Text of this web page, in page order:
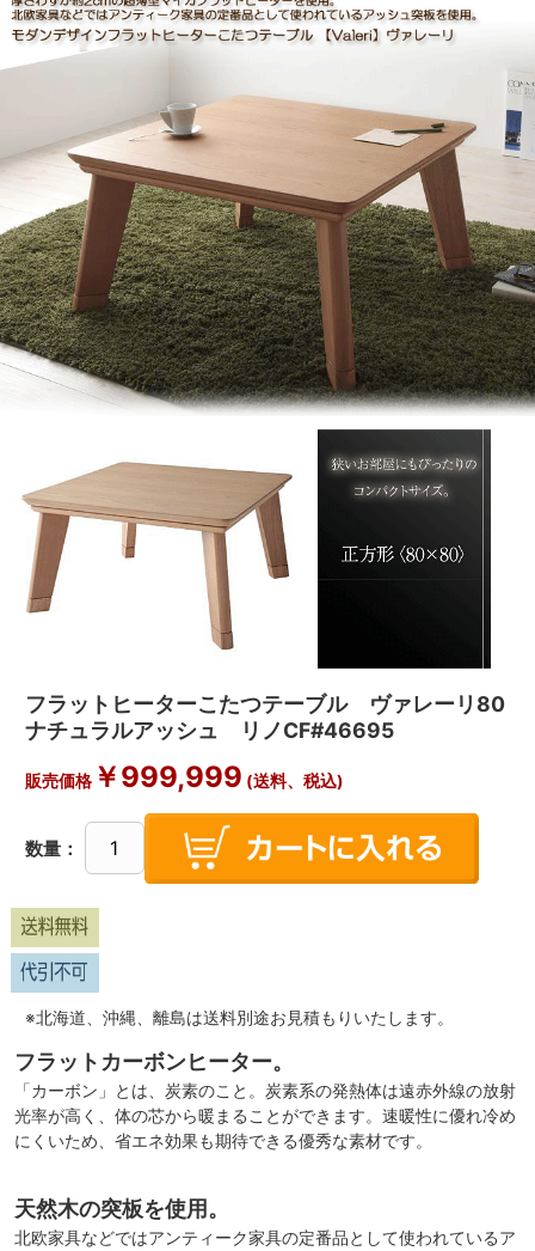
フラットヒーターこたつテーブル ヴァレーリ80
ナチュラルアッシュ リノCF#46695
販売価格￥999,999 (送料、税込)
数量：
※北海道、沖縄、離島は送料別途お見積もりいたします。
フラットカーボンヒーター。
「カーボン」とは、炭素のこと。炭素系の発熱体は遠赤外線の放射
光率が高く、体の芯から暖まることができます。速暖性に優れ冷め
にくいため、省エネ効果も期待できる優秀な素材です。
天然木の突板を使用。
北欧家具などではアンティーク家具の定番品として使われているア